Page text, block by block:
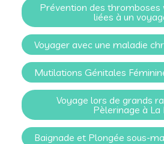
Prévention des thromboses
liées à un
Voyager avec une maladie
Mutilations Génitales
Voyage lors de grands
Pèlerinage à La
Baignade et Plongée sous-